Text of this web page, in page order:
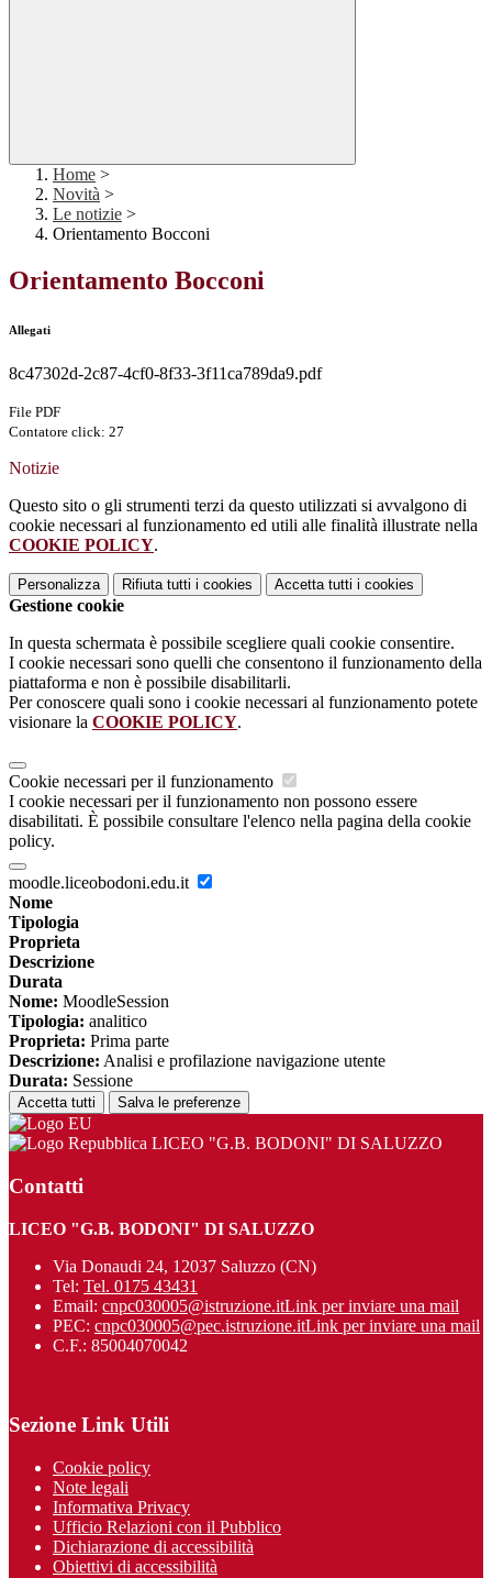
Home >
Novità >
Le notizie >
Orientamento Bocconi
Orientamento Bocconi
Allegati
8c47302d-2c87-4cf0-8f33-3f11ca789da9.pdf
File PDF
Contatore click: 27
Notizie
Questo sito o gli strumenti terzi da questo utilizzati si avvalgono di
cookie necessari al funzionamento ed utili alle finalità illustrate nella
COOKIE POLICY.
Personalizza Rifiuta tutti i cookies Accetta tutti i cookies
Gestione cookie
In questa schermata è possibile scegliere quali cookie consentire.
I cookie necessari sono quelli che consentono il funzionamento della
piattaforma e non è possibile disabilitarli.
Per conoscere quali sono i cookie necessari al funzionamento potete
visionare la COOKIE POLICY.
Cookie necessari per il funzionamento
I cookie necessari per il funzionamento non possono essere
disabilitati. È possibile consultare l'elenco nella pagina della cookie
policy.
moodle.liceobodoni.edu.it
Nome
Tipologia
Proprieta
Descrizione
Durata
Nome: MoodleSession
Tipologia: analitico
Proprieta: Prima parte
Descrizione: Analisi e profilazione navigazione utente
Durata: Sessione
Accetta tutti Salva le preferenze
LICEO "G.B. BODONI" DI SALUZZO
Contatti
LICEO "G.B. BODONI" DI SALUZZO
Via Donaudi 24, 12037 Saluzzo (CN)
Tel: Tel. 0175 43431
Email: cnpc030005@istruzione.itLink per inviare una mail
PEC: cnpc030005@pec.istruzione.itLink per inviare una mail
C.F.: 85004070042
Sezione Link Utili
Cookie policy
Note legali
Informativa Privacy
Ufficio Relazioni con il Pubblico
Dichiarazione di accessibilità
Obiettivi di accessibilità